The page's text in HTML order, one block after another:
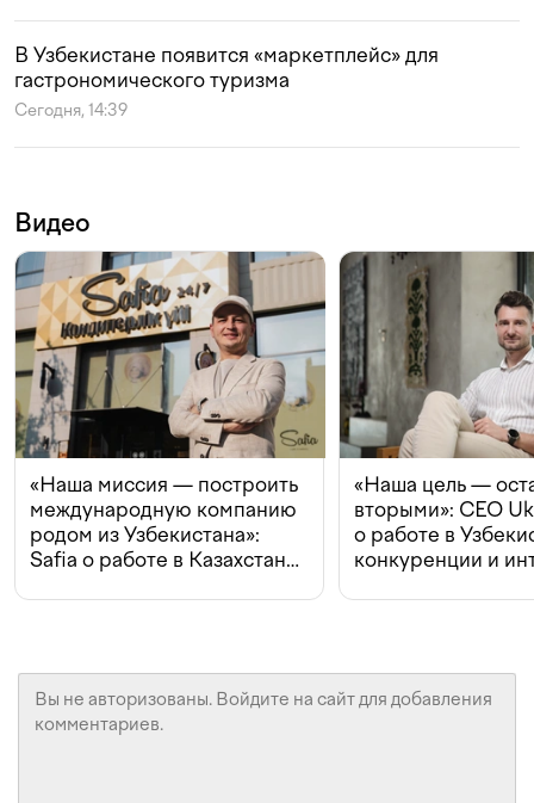
В Узбекистане появится «маркетплейс» для
гастрономического туризма
Сегодня, 14:39
Видео
«Наша миссия — построить
международную компанию
родом из Узбекистана»:
Safia о работе в Казахстане,
«Наша цель —
вторыми»: CEO
о работе в
конкуренции и